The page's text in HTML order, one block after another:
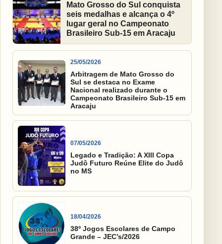
Mato Grosso do Sul conquista
seis medalhas e alcança o 4º
lugar geral no Campeonato
Brasileiro Sub-15 em Aracaju
25/05/2026
Arbitragem de Mato Grosso do
Sul se destaca no Exame
Nacional realizado durante o
Campeonato Brasileiro Sub-15 em
Aracaju
07/05/2026
Legado e Tradição: A XIII Copa
Judô Futuro Reúne Elite do Judô
no MS
18/04/2026
38º Jogos Escolares de Campo
Grande – JEC’s/2026